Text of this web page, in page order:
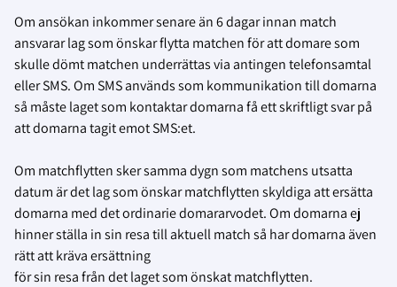
Om ansökan inkommer senare än 6 dagar innan match
ansvarar lag som önskar flytta matchen för att domare som
skulle dömt matchen underrättas via antingen telefonsamtal
eller SMS. Om SMS används som kommunikation till domarna
så måste laget som kontaktar domarna få ett skriftligt svar på
att domarna tagit emot SMS:et.
Om matchflytten sker samma dygn som matchens utsatta
datum är det lag som önskar matchflytten skyldiga att ersätta
domarna med det ordinarie domararvodet. Om domarna ej
hinner ställa in sin resa till aktuell match så har domarna även
rätt att kräva ersättning
för sin resa från det laget som önskat matchflytten.